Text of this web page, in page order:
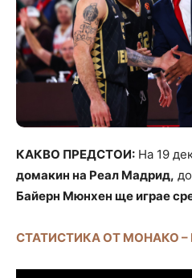
КАКВО ПРЕДСТОИ: На 19
домакин на Реал Мадрид,
Байерн Мюнхен ще играе
СТАТИСТИКА ОТ МОНАКО –